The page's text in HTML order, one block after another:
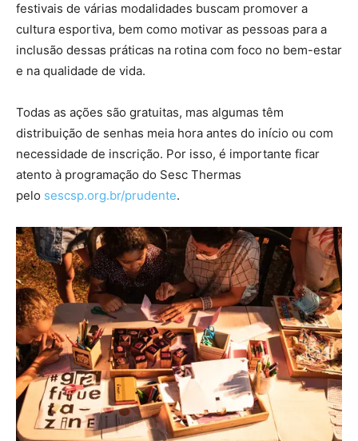
festivais de várias modalidades buscam promover a
cultura esportiva, bem como motivar as pessoas para a
inclusão dessas práticas na rotina com foco no bem-estar
e na qualidade de vida.
Todas as ações são gratuitas, mas algumas têm
distribuição de senhas meia hora antes do início ou com
necessidade de inscrição. Por isso, é importante ficar
atento à programação do Sesc Thermas
pelo sescsp.org.br/prudente.